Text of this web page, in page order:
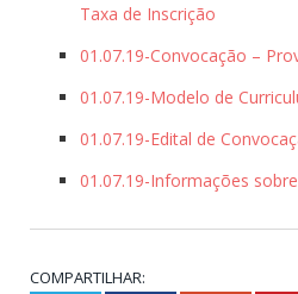
Taxa de Inscrição
01.07.19-Convocação –
01.07.19-Modelo de
01.07.19-Edital de
01.07.19-Informações
COMPARTILHAR: